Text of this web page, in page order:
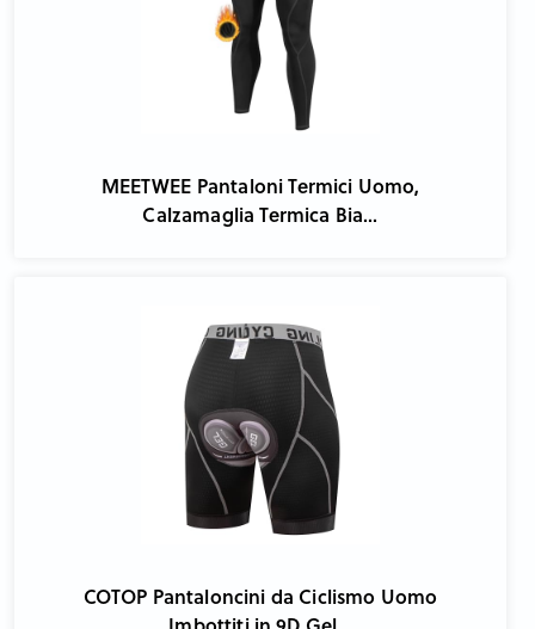
MEETWEE Pantaloni Termici Uomo,
Calzamaglia Termica Bia...
COTOP Pantaloncini da Ciclismo Uomo